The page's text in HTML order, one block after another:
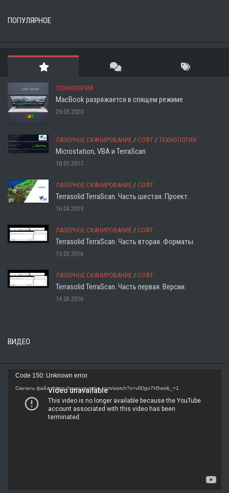
ПОПУЛЯРНОЕ
ТЕХНОЛОГИЯ
MacBook разряжается в спящем режиме
29.03.2020
ЛАЗЕРНОЕ СКАНИРОВАНИЕ / СОФТ / ТЕХНОЛОГИЯ
Microstation, VBA и TerraScan
18.01.2017
ЛАЗЕРНОЕ СКАНИРОВАНИЕ / СОФТ
Terrasolid TerraScan. Часть шестая. Проект.
16.04.2019
ЛАЗЕРНОЕ СКАНИРОВАНИЕ / СОФТ
Terrasolid TerraScan. Часть вторая. Форматы.
15.03.2016
ЛАЗЕРНОЕ СКАНИРОВАНИЕ / СОФТ
Terrasolid TerraScan. Часть первая. Версии.
14.03.2016
ВИДЕО
Видеоплеер
Code 150: Unknown error.
Скачать файл: https://www.youtube.com/watch?v=vIlDgo7H5ws&_=1